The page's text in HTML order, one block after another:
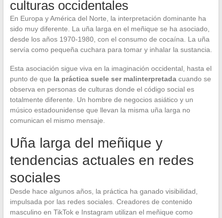
culturas occidentales
En Europa y América del Norte, la interpretación dominante ha
sido muy diferente. La uña larga en el meñique se ha asociado,
desde los años 1970-1980, con el consumo de cocaína. La uña
servía como pequeña cuchara para tomar y inhalar la sustancia.
Esta asociación sigue viva en la imaginación occidental, hasta el
punto de que la práctica suele ser malinterpretadacuando se
observa en personas de culturas donde el código social es
totalmente diferente. Un hombre de negocios asiático y un
músico estadounidense que llevan la misma uña larga no
comunican el mismo mensaje.
Uña larga del meñique y
tendencias actuales en redes
sociales
Desde hace algunos años, la práctica ha ganado visibilidad,
impulsada por las redes sociales. Creadores de contenido
masculino en TikTok e Instagram utilizan el meñique como